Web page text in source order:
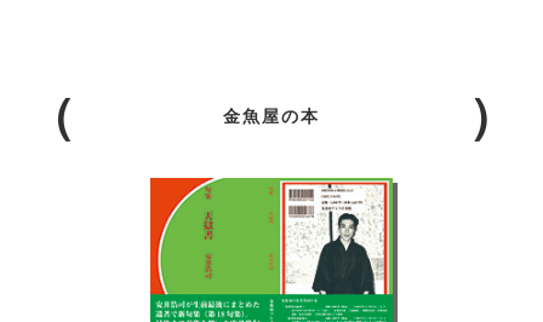
金魚屋の本